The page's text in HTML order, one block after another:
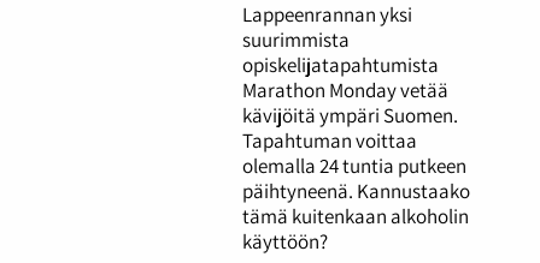
Lappeenrannan yksi
suurimmista
opiskelijatapahtumista
Marathon Monday vetää
kävijöitä ympäri Suomen.
Tapahtuman voittaa
olemalla 24 tuntia putkeen
päihtyneenä. Kannustaako
tämä kuitenkaan alkoholin
käyttöön?